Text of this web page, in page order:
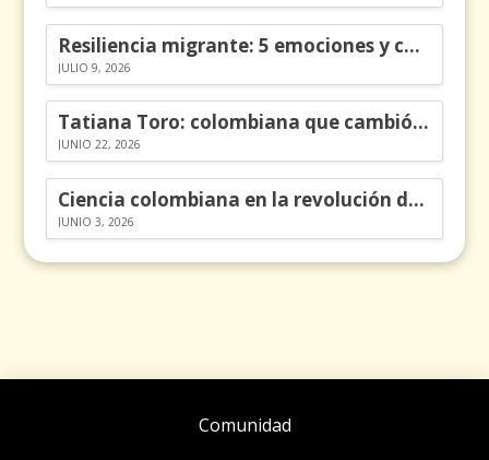
Resiliencia migrante: 5 emociones y cómo gestionarlas
JULIO 9, 2026
Tatiana Toro: colombiana que cambió la historia de las matemáticas
JUNIO 22, 2026
Ciencia colombiana en la revolución de los órganos en chips
JUNIO 3, 2026
Comunidad